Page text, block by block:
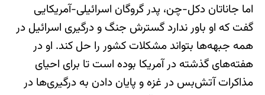
اما جاناتان دکل-چن، پدر گروگان اسرائیلی-آمریکایی
گفت که او باور ندارد گسترش جنگ و درگیری اسرائیل در
همه جبهه‌ها بتواند مشکلات کشور را حل کند. او در
هفته‌های گذشته در آمریکا بوده است تا برای احیای
مذاکرات آتش‌بس در غزه و پایان دادن به درگیری‌ها در